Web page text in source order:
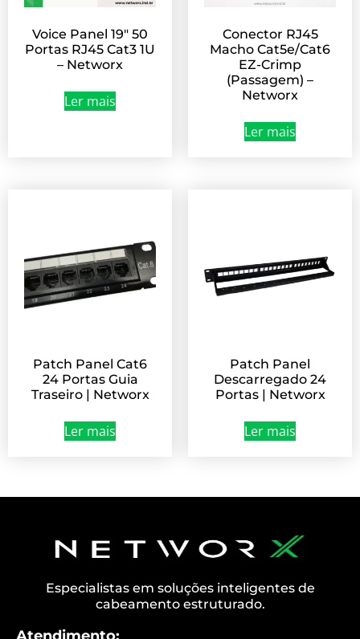
Voice Panel 19″ 50
Portas RJ45 Cat3 1U
– Networx
Ler mais
Conector RJ45
Macho Cat5e/Cat6
EZ-Crimp
(Passagem) –
Networx
Ler mais
Patch Panel Cat6
24 Portas Guia
Traseiro | Networx
Ler mais
Patch Panel
Descarregado 24
Portas | Networx
Ler mais
Especialistas em soluções inteligentes de
cabeamento estruturado.